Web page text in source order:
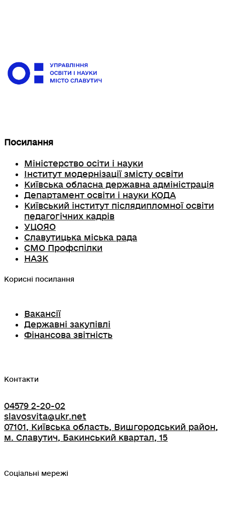
Посилання
Міністерство осіти і науки
Інститут модернізації змісту освіти
Київська обласна державна адміністрація
Департамент освіти і науки КОДА
Київський інститут післядипломної освіти
педагогічних кадрів
УЦОЯО
Славутицька міська рада
СМО Профспілки
НАЗК
Корисні посилання
Вакансії
Державні закупівлі
Фінансова звітність
Контакти
04579 2-20-02
slavosvita@ukr.net
07101, Київська область, Вишгородський район,
м. Славутич, Бакинський квартал, 15
Соціальні мережі